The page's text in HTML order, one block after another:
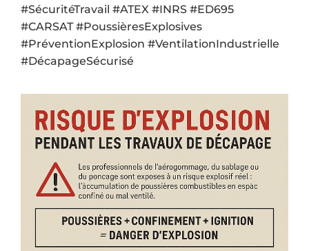
#SécuritéTravail #ATEX #INRS #ED695
#CARSAT #PoussièresExplosives
#PréventionExplosion #VentilationIndustrielle
#DécapageSécurisé